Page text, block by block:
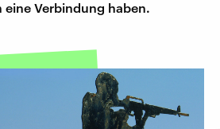
Verbindung haben.